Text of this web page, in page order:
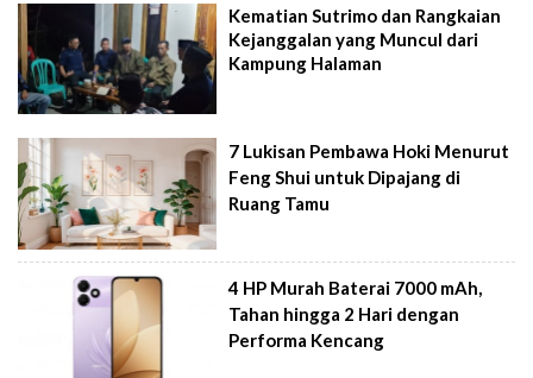
Kematian Sutrimo dan Rangkaian
Kejanggalan yang Muncul dari
Kampung Halaman
7 Lukisan Pembawa Hoki Menurut
Feng Shui untuk Dipajang di
Ruang Tamu
4 HP Murah Baterai 7000 mAh,
Tahan hingga 2 Hari dengan
Performa Kencang